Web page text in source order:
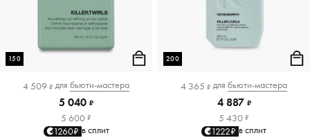
150
4 509 ₽ для бьюти-мастера
5 040 ₽
5 600 ₽
1260₽ в сплит
200
4 365 ₽ для бьюти-мастера
4 887 ₽
5 430 ₽
1222₽ в сплит